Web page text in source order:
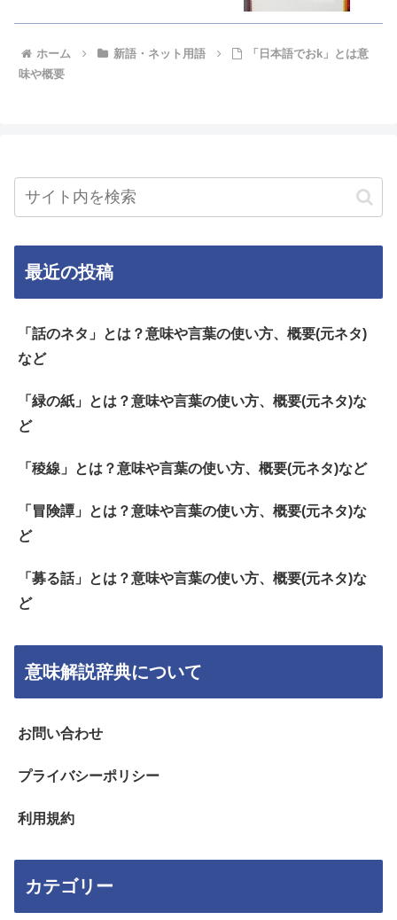
ホーム 新語・ネット用語
「日本語でおk」とは意
味や概要
最近の投稿
「話のネタ」とは？意味や言葉の使い方、概要(元ネタ)
など
「緑の紙」とは？意味や言葉の使い方、概要(元ネタ)な
ど
「稜線」とは？意味や言葉の使い方、概要(元ネタ)など
「冒険譚」とは？意味や言葉の使い方、概要(元ネタ)な
ど
「募る話」とは？意味や言葉の使い方、概要(元ネタ)な
ど
意味解説辞典について
お問い合わせ
プライバシーポリシー
利用規約
カテゴリー